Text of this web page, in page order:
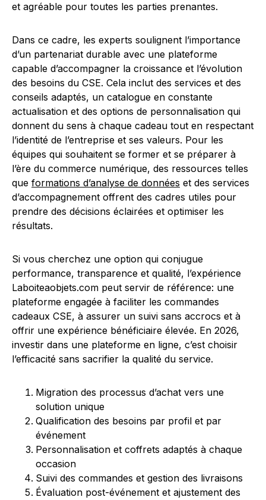
et agréable pour toutes les parties prenantes.
Dans ce cadre, les experts soulignent l’importance
d’un partenariat durable avec une plateforme
capable d’accompagner la croissance et l’évolution
des besoins du CSE. Cela inclut des services et des
conseils adaptés, un catalogue en constante
actualisation et des options de personnalisation qui
donnent du sens à chaque cadeau tout en respectant
l’identité de l’entreprise et ses valeurs. Pour les
équipes qui souhaitent se former et se préparer à
l’ère du commerce numérique, des ressources telles
que formations d’analyse de données et des services
d’accompagnement offrent des cadres utiles pour
prendre des décisions éclairées et optimiser les
résultats.
Si vous cherchez une option qui conjugue
performance, transparence et qualité, l’expérience
Laboiteaobjets.com peut servir de référence: une
plateforme engagée à faciliter les commandes
cadeaux CSE, à assurer un suivi sans accrocs et à
offrir une expérience bénéficiaire élevée. En 2026,
investir dans une plateforme en ligne, c’est choisir
l’efficacité sans sacrifier la qualité du service.
Migration des processus d’achat vers une
solution unique
Qualification des besoins par profil et par
événement
Personnalisation et coffrets adaptés à chaque
occasion
Suivi des commandes et gestion des livraisons
Évaluation post-événement et ajustement des